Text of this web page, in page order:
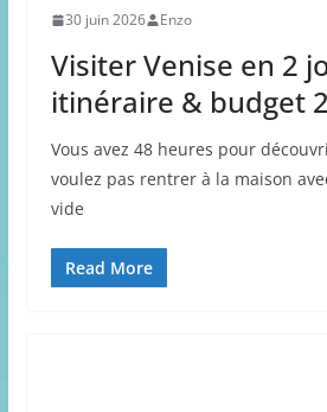
30 juin 2026 Enzo
Visiter Venise en 2
itinéraire & budget
Vous avez 48 heures pour
voulez pas rentrer à la maison
vide
Read More